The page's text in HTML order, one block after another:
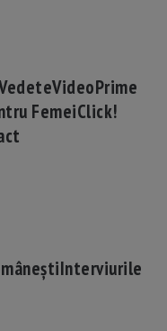
VideoPrime
FemeiClick!
Interviurile